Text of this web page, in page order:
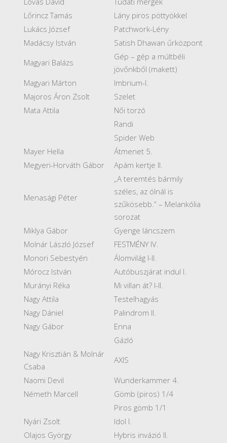
Lőrincz Tamás
Lány piros pöttyökkel
Lukács József
Patchwork-Lény
Madácsy István
Satish Dhawan űrközpont
Magyari Balázs
Gép – gép a múltbéli
jövőnkből (makett)
Magyari Márton
Imbrium-I.
Majoros Áron Zsolt
Szelet
Mata Attila
Női torzó
Randi
Spider Web
Mayer Hella
Átmenet 5.
Megyeri-Horváth Gábor
Apám kertje II.
Menasági Péter
„A teremtés bármily
széles, az ólnál is
szűkösebb.” – Melankólia
sorozat
Miklya Gábor
Gyenge láncszem
Molnár László József
FESTMÉNY IV.
Monori Sebestyén
Álomvilág I-II.
Mórocz István
Autóbuszjárat indul I.
Murányi Réka
Mi villan át? I-II.
Nagy Attila
Testelhagyás
Nagy Dániel
Palindrom II.
Nagy Gábor
Enna
Gázló
Nagy Krisztián & Molnár
Csaba
AXIS
Naomi Devil
Wunderkammer 4.
Németh Marcell
Gömb (piros) 1/4
Piros gömb 1/1
Nyári Zsolt
Idol I.
Olajos György
Hybris invázió II.